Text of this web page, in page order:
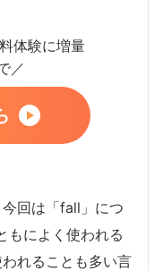
体験に増量
／
今回は「fall」につ
もによく使われる
れることも多い言